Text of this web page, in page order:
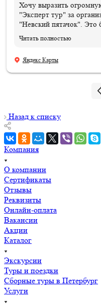
Хочу выразить
"Эксперт тур" за
"Невский пятачок". Это
впечатления и эмоции!!!
впечатления, и память,
Мой сын знает теперь,
Читать полностью
Яндекс Карты
Назад к списку
Компания
О компании
Сертификаты
Отзывы
Реквизиты
Онлайн-оплата
Вакансии
Акции
Каталог
Экскурсии
Туры и поездки
Сборные туры в Петербург
Услуги